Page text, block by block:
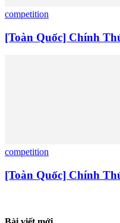
competition
[Toàn Quốc] Chính
competition
[Toàn Quốc] Chính